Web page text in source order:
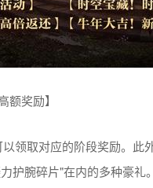
宝藏,有机会获取限定头像框